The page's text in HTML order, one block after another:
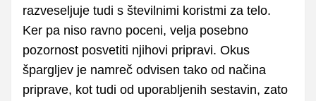
razveseljuje tudi s številnimi koristmi za telo.
Ker pa niso ravno poceni, velja posebno
pozornost posvetiti njihovi pripravi. Okus
špargljev je namreč odvisen tako od načina
priprave, kot tudi od uporabljenih sestavin, zato